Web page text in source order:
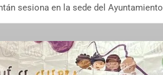
sesiona en la sede del Ayuntamiento